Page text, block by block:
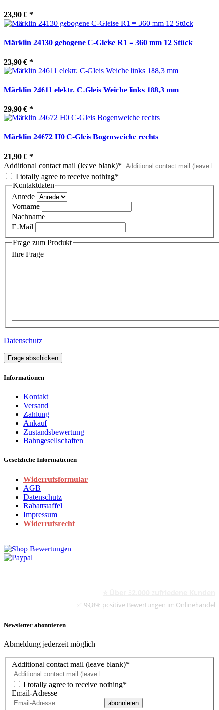
23,90 € *
Märklin 24130 gebogene C-Gleise R1 = 360 mm 12 Stück
23,90 € *
Märklin 24611 elektr. C-Gleis Weiche links 188,3 mm
29,90 € *
Märklin 24672 H0 C-Gleis Bogenweiche rechts
21,90 € *
Additional contact mail (leave blank)*
I totally agree to receive nothing*
Kontaktdaten
Anrede
Vorname
Nachname
E-Mail
Frage zum Produkt
Ihre Frage
Datenschutz
Frage abschicken
Informationen
Kontakt
Versand
Zahlung
Ankauf
Zustandsbewertung
Bahngesellschaften
Gesetzliche Informationen
Widerrufsformular
AGB
Datenschutz
Rabattstaffel
Impressum
Widerrufsrecht
✅ 99,8% positive Bewertungen im Onlinehandel
Newsletter abonnieren
Abmeldung jederzeit möglich
Additional contact mail (leave blank)*
I totally agree to receive nothing*
Email-Adresse
abonnieren